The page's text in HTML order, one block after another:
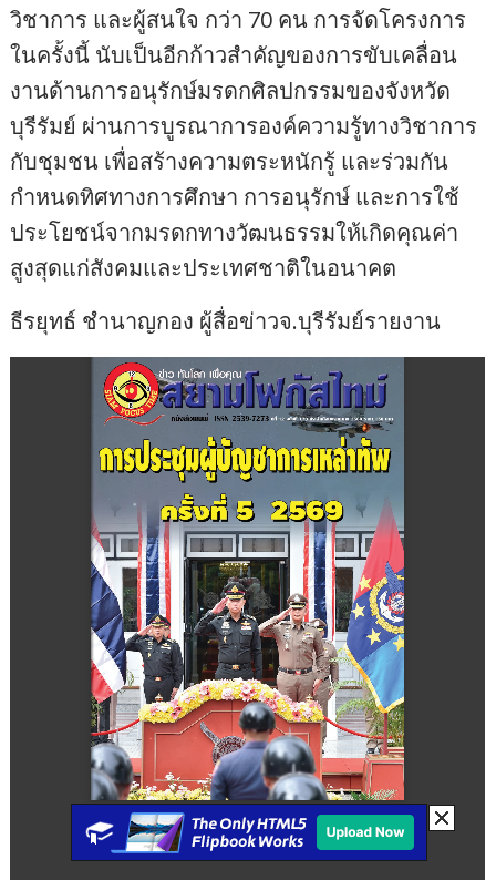
วิชาการ และผู้สนใจ กว่า 70 คน การจัดโครงการ
ในครั้งนี้ นับเป็นอีกก้าวสำคัญของการขับเคลื่อน
งานด้านการอนุรักษ์มรดกศิลปกรรมของจังหวัด
บุรีรัมย์ ผ่านการบูรณาการองค์ความรู้ทางวิชาการ
กับชุมชน เพื่อสร้างความตระหนักรู้ และร่วมกัน
กำหนดทิศทางการศึกษา การอนุรักษ์ และการใช้
ประโยชน์จากมรดกทางวัฒนธรรมให้เกิดคุณค่า
สูงสุดแก่สังคมและประเทศชาติในอนาคต
ธีรยุทธ์ ชำนาญกอง ผู้สื่อข่าวจ.บุรีรัมย์รายงาน